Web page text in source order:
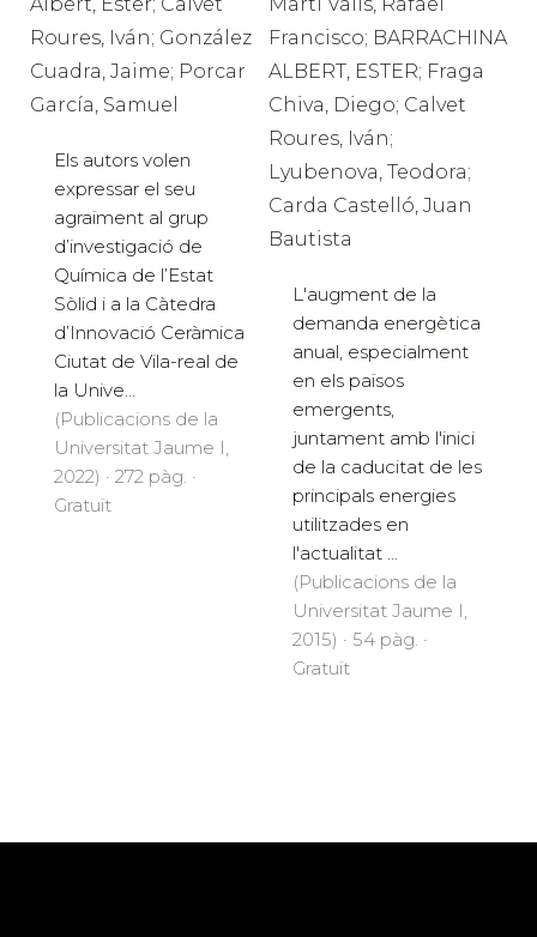
Roures, Iván; González
Cuadra, Jaime; Porcar
García, Samuel
Els autors volen
expressar el seu
agraïment al grup
d’investigació de
Química de l’Estat
Sòlid i a la Càtedra
d’Innovació Ceràmica
Ciutat de Vila-real de
la Unive...
(Publicacions de la
Universitat Jaume I,
2022) · 272 pàg. ·
Gratuït
Francisco; BARRACHINA
ALBERT, ESTER; Fraga
Chiva, Diego; Calvet
Roures, Iván;
Lyubenova, Teodora;
Carda Castelló, Juan
Bautista
L'augment de la
demanda energètica
anual, especialment
en els països
emergents,
juntament amb l'inici
de la caducitat de les
principals energies
utilitzades en
l'actualitat ...
(Publicacions de la
Universitat Jaume I,
2015) · 54 pàg. ·
Gratuït